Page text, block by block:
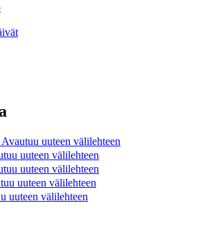
Avautuu uuteen välilehteen
uuteen välilehteen
uuteen välilehteen
uuteen välilehteen
uuteen välilehteen